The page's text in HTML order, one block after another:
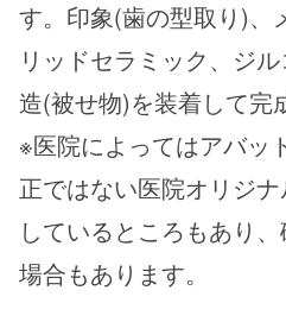
す。印象(歯の型取り)、
リッドセラミック、ジ
造(被せ物)を装着して完
※医院によってはアバッ
正ではない医院オリジ
しているところもあり
場合もあります。